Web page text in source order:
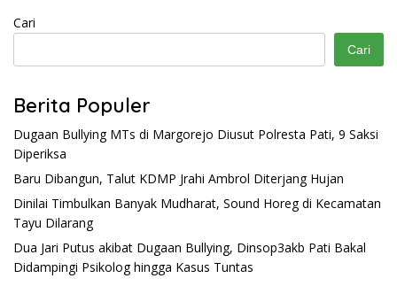
Cari
Cari
Berita Populer
Dugaan Bullying MTs di Margorejo Diusut Polresta Pati, 9 Saksi
Diperiksa
Baru Dibangun, Talut KDMP Jrahi Ambrol Diterjang Hujan
Dinilai Timbulkan Banyak Mudharat, Sound Horeg di Kecamatan
Tayu Dilarang
Dua Jari Putus akibat Dugaan Bullying, Dinsop3akb Pati Bakal
Didampingi Psikolog hingga Kasus Tuntas